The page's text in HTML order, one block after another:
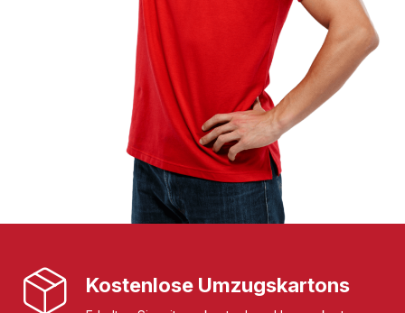
Kostenlose Umzugskartons